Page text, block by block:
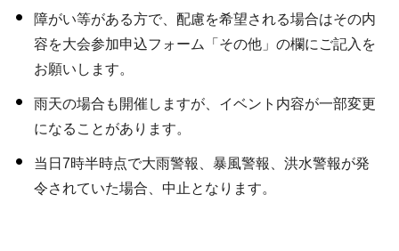
障がい等がある方で、配慮を希望される場合はその内
容を大会参加申込フォーム「その他」の欄にご記入を
お願いします。
雨天の場合も開催しますが、イベント内容が一部変更
になることがあります。
当日7時半時点で大雨警報、暴風警報、洪水警報が発
令されていた場合、中止となります。